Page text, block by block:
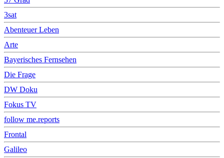
3sat
Abenteuer Leben
Arte
Bayerisches Fernsehen
Die Frage
DW Doku
Fokus TV
follow me.reports
Frontal
Galileo